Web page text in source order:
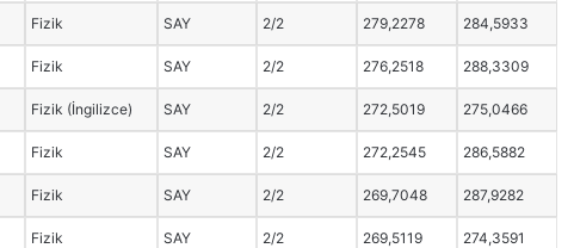
Fizik SAY 2/2 279,2278 284,5933
Fizik SAY 2/2 276,2518 288,3309
Fizik (İngilizce) SAY 2/2 272,5019 275,0466
Fizik SAY 2/2 272,2545 286,5882
Fizik SAY 2/2 269,7048 287,9282
Fizik SAY 2/2 269,5119 274,3591